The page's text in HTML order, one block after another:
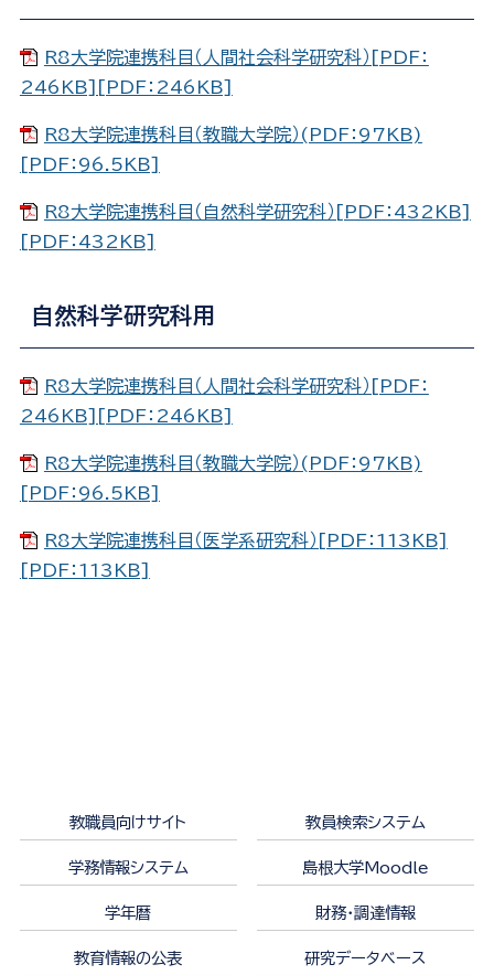
R8大学院連携科目（人間社会科学研究科）[PDF：
246KB][PDF：246KB]
R8大学院連携科目（教職大学院）(PDF：97KB)
[PDF：96.5KB]
R8大学院連携科目（自然科学研究科）[PDF：432KB]
[PDF：432KB]
自然科学研究科用
R8大学院連携科目（人間社会科学研究科）[PDF：
246KB][PDF：246KB]
R8大学院連携科目（教職大学院）(PDF：97KB)
[PDF：96.5KB]
R8大学院連携科目（医学系研究科）[PDF：113KB]
[PDF：113KB]
教職員向けサイト 教員検索システム
学務情報システム 島根大学Moodle
学年暦 財務・調達情報
教育情報の公表 研究データベース